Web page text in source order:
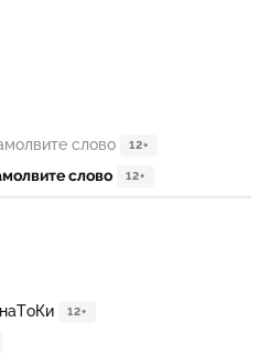
слово 12+
слово 12+
12+